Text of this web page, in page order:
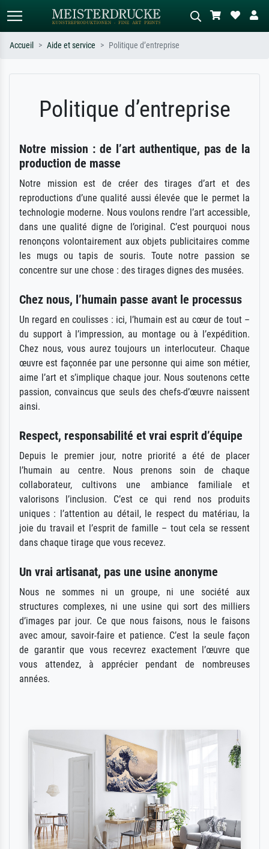
ex. Monet, Nuit étoilée,
impressionnisme, vague de Hokusai,
abstrait avec beaucoup de rouge,
tableau sombre, nu debout près d'un
Accueil Aide et service Politique d’entreprise
Politique d’entreprise
Notre mission : de l’art authentique, pas de la
production de masse
Notre mission est de créer des tirages d’art et des
reproductions d’une qualité aussi élevée que le permet la
technologie moderne. Nous voulons rendre l’art accessible,
dans une qualité digne de l’original. C’est pourquoi nous
renonçons volontairement aux objets publicitaires comme
les mugs ou tapis de souris. Toute notre passion se
concentre sur une chose : des tirages dignes des musées.
Chez nous, l’humain passe avant le processus
Un regard en coulisses : ici, l’humain est au cœur de tout –
du support à l’impression, au montage ou à l’expédition.
Chez nous, vous aurez toujours un interlocuteur. Chaque
œuvre est façonnée par une personne qui aime son métier,
aime l’art et s’implique chaque jour. Nous soutenons cette
passion, convaincus que seuls des chefs-d’œuvre naissent
ainsi.
Respect, responsabilité et vrai esprit d’équipe
Depuis le premier jour, notre priorité a été de placer
l’humain au centre. Nous prenons soin de chaque
collaborateur, cultivons une ambiance familiale et
valorisons l’inclusion. C’est ce qui rend nos produits
uniques : l’attention au détail, le respect du matériau, la
joie du travail et l’esprit de famille – tout cela se ressent
dans chaque tirage que vous recevez.
Un vrai artisanat, pas une usine anonyme
Nous ne sommes ni un groupe, ni une société aux
structures complexes, ni une usine qui sort des milliers
d’images par jour. Ce que nous faisons, nous le faisons
avec amour, savoir-faire et patience. C’est la seule façon
de garantir que vous recevrez exactement l’œuvre que
vous attendez, à apprécier pendant de nombreuses
années.